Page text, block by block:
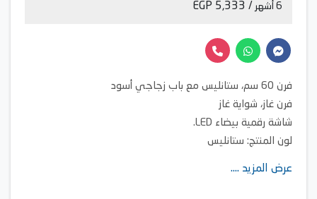
6 أشهر / 5,333 EGP
فرن 60 سم، ستانليس مع باب زجاجي أسود
فرن غاز، شواية غاز
شاشة رقمية بيضاء LED.
لون المنتج: ستانليس
4 وظائف طهي (إزالة الجليد بالمروحة، شواية دوارة، مروحة +
عرض المزيد ....